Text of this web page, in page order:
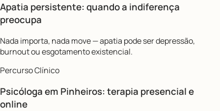
Apatia persistente: quando a indiferença
preocupa
Nada importa, nada move — apatia pode ser depressão,
burnout ou esgotamento existencial.
Percurso Clínico
Psicóloga em Pinheiros: terapia presencial e
online